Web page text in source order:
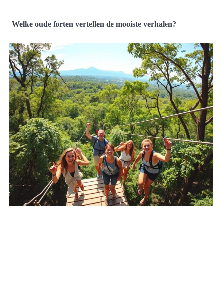
Welke oude forten vertellen de mooiste verhalen?